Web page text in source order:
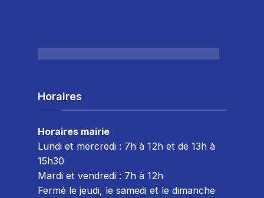
Horaires
Horaires mairie
Lundi et mercredi : 7h à 12h et de 13h à
15h30
Mardi et vendredi : 7h à 12h
Fermé le jeudi, le samedi et le dimanche